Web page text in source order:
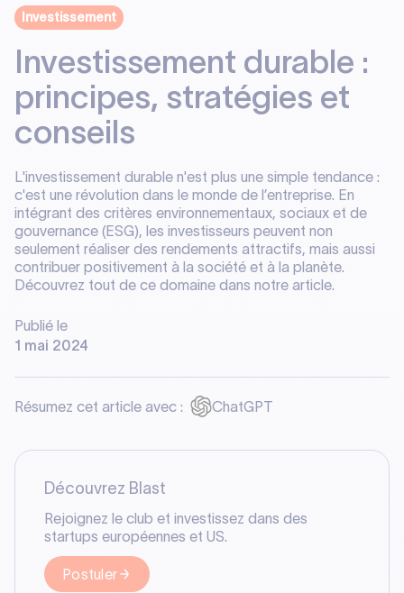
Investissement
Investissement durable :
principes, stratégies et
conseils
L'investissement durable n'est plus une simple tendance :
c'est une révolution dans le monde de l’entreprise. En
intégrant des critères environnementaux, sociaux et de
gouvernance (ESG), les investisseurs peuvent non
seulement réaliser des rendements attractifs, mais aussi
contribuer positivement à la société et à la planète.
Découvrez tout de ce domaine dans notre article.
Publié le
1 mai 2024
Résumez cet article avec : ChatGPT
Découvrez Blast
Rejoignez le club et investissez dans des
startups européennes et US.
Postuler